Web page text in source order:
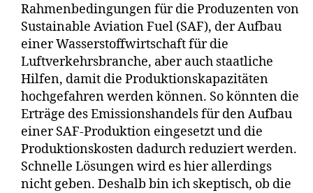
Rahmenbedingungen für die Produzenten von
Sustainable Aviation Fuel (SAF), der Aufbau
einer Wasserstoffwirtschaft für die
Luftverkehrsbranche, aber auch staatliche
Hilfen, damit die Produktionskapazitäten
hochgefahren werden können. So könnten die
Erträge des Emissionshandels für den Aufbau
einer SAF-Produktion eingesetzt und die
Produktionskosten dadurch reduziert werden.
Schnelle Lösungen wird es hier allerdings
nicht geben. Deshalb bin ich skeptisch, ob die